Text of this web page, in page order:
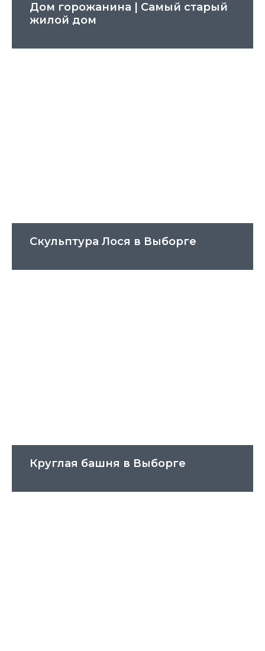
Дом горожанина | Cамый старый
жилой дом
Скульптура Лося в Выборге
Круглая башня в Выборге